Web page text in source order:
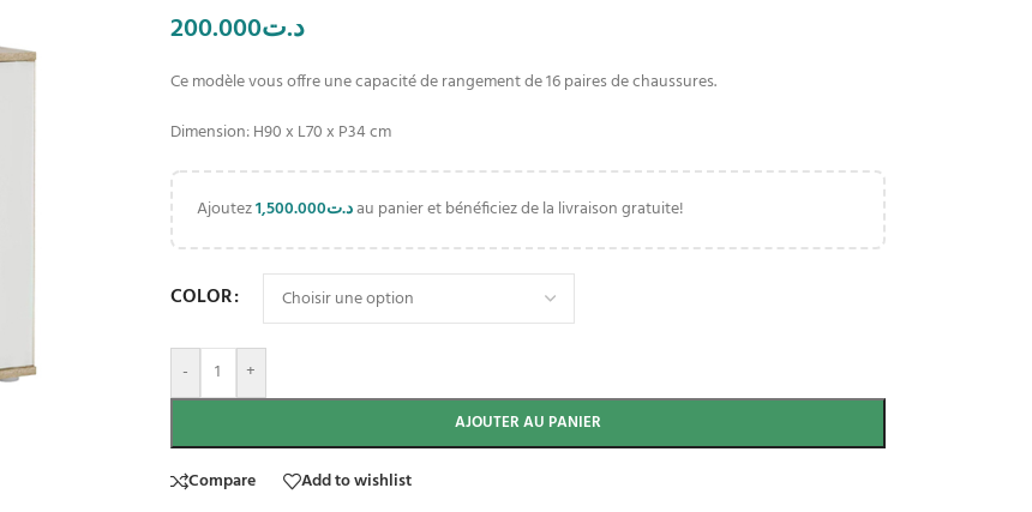
د.ت200.000
Ce modèle vous offre une capacité de rangement de 16 paires de chaussures.
Dimension: H90 x L70 x P34 cm
Ajoutez د.ت1,500.000 au panier et bénéficiez de la livraison gratuite!
COLOR
- +
AJOUTER AU PANIER
Compare Add to wishlist